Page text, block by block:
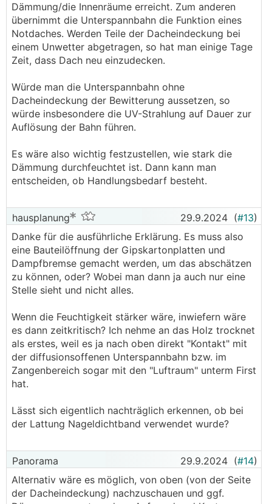
Dämmung/die Innenräume erreicht. Zum anderen
übernimmt die Unterspannbahn die Funktion eines
Notdaches. Werden Teile der Dacheindeckung bei
einem Unwetter abgetragen, so hat man einige Tage
Zeit, dass Dach neu einzudecken.
Würde man die Unterspannbahn ohne
Dacheindeckung der Bewitterung aussetzen, so
würde insbesondere die UV-Strahlung auf Dauer zur
Auflösung der Bahn führen.
Es wäre also wichtig festzustellen, wie stark die
Dämmung durchfeuchtet ist. Dann kann man
entscheiden, ob Handlungsbedarf besteht.
hausplanung 29.9.2024 (#13)
Danke für die ausführliche Erklärung. Es muss also
eine Bauteilöffnung der Gipskartonplatten und
Dampfbremse gemacht werden, um das abschätzen
zu können, oder? Wobei man dann ja auch nur eine
Stelle sieht und nicht alles.
Wenn die Feuchtigkeit stärker wäre, inwiefern wäre
es dann zeitkritisch? Ich nehme an das Holz trocknet
als erstes, weil es ja nach oben direkt "Kontakt" mit
der diffusionsoffenen Unterspannbahn bzw. im
Zangenbereich sogar mit den "Luftraum" unterm First
hat.
Lässt sich eigentlich nachträglich erkennen, ob bei
der Lattung Nageldichtband verwendet wurde?
Panorama 29.9.2024 (#14)
Alternativ wäre es möglich, von oben (von der Seite
der Dacheindeckung) nachzuschauen und ggf.